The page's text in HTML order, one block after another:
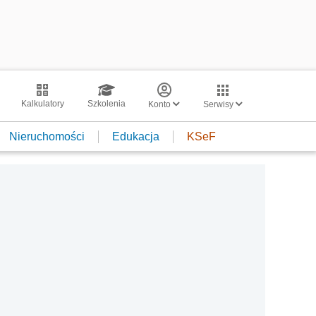
Kalkulatory Szkolenia Konto Serwisy
Nieruchomości Edukacja KSeF